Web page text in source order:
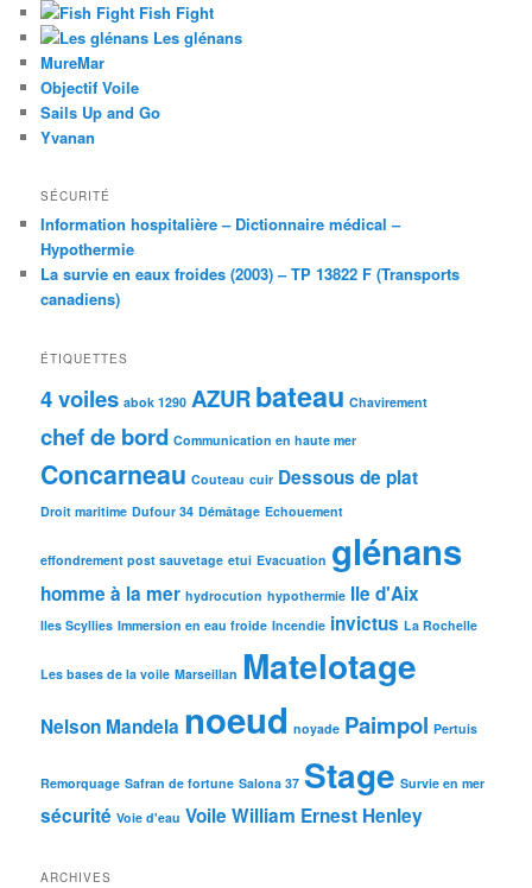
Fish Fight
Les glénans
MureMar
Objectif Voile
Sails Up and Go
Yvanan
SÉCURITÉ
Information hospitalière – Dictionnaire médical –
Hypothermie
La survie en eaux froides (2003) – TP 13822 F (Transports
canadiens)
ÉTIQUETTES
4 voiles abok 1290 AZURbateau Chavirement
chef de bord Communication en haute mer
Concarneau Couteau cuir Dessous de plat
Droit maritime Dufour 34 Démâtage Echouement
effondrement post sauvetage etui Evacuation glénans
homme à la mer hydrocution hypothermie Ile d'Aix
Iles Scyllies Immersion en eau froide Incendie invictus La Rochelle
Les bases de la voile Marseillan Matelotage
Nelson Mandela noeud noyade Paimpol Pertuis
Remorquage Safran de fortune Salona 37 Stage Survie en mer
sécurité Voie d'eau Voile William Ernest Henley
ARCHIVES